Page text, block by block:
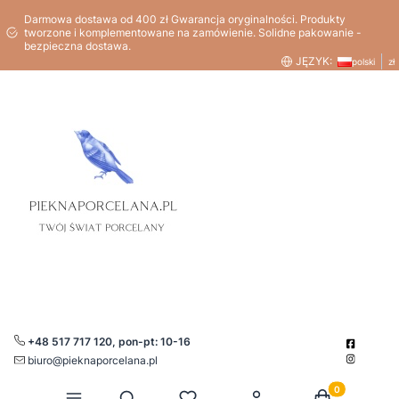
Darmowa dostawa od 400 zł Gwarancja oryginalności. Produkty
tworzone i komplementowane na zamówienie. Solidne pakowanie -
bezpieczna dostawa.
JĘZYK:
polski zł
+48 517 717 120, pon-pt: 10-16
biuro@pieknaporcelana.pl
Otwórz wyszukiwarkę